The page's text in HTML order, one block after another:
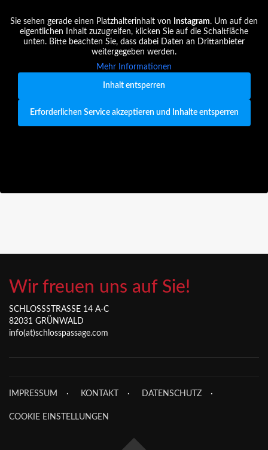
Sie sehen gerade einen Platzhalterinhalt von Instagram. Um auf den
eigentlichen Inhalt zuzugreifen, klicken Sie auf die Schaltfläche
unten. Bitte beachten Sie, dass dabei Daten an Drittanbieter
weitergegeben werden.
Mehr Informationen
Inhalt entsperren
Erforderlichen Service akzeptieren und Inhalte entsperren
Wir freuen uns auf Sie!
SCHLOSSSTRASSE 14 A-C
82031 GRÜNWALD
info(at)schlosspassage.com
IMPRESSUM KONTAKT DATENSCHUTZ
COOKIE EINSTELLUNGEN